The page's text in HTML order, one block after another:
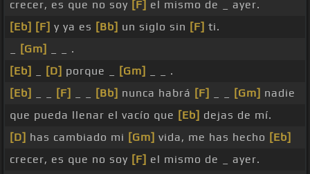
crecer, es que no soy [F] el mismo de _ ayer.
[Eb] [F] y ya es [Bb] un siglo sin [F] ti.
[Gm]
_ _ .
[Eb]
[D] porque _ [Gm]
_ _ .
[Eb]
[F] [Bb] nunca habrá [F] [Gm] nadie
que pueda llenar el vacío que [Eb] dejas de mí.
[D] has cambiado mi [Gm] vida, me has hecho [Eb]
crecer, es que no soy [F] el mismo de _ ayer.